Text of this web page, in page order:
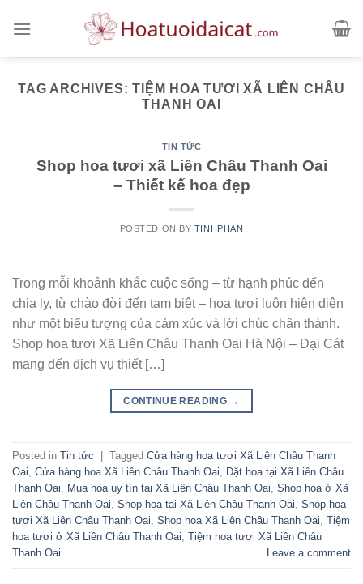
TAG ARCHIVES:TIỆM HOA TƯƠI XÃ LIÊN CHÂU
THANH OAI
TIN TỨC
Shop hoa tươi xã Liên Châu Thanh Oai
– Thiết kế hoa đẹp
POSTED ON BY TINHPHAN
Trong mỗi khoảnh khắc cuộc sống – từ hạnh phúc đến
chia ly, từ chào đời đến tạm biệt – hoa tươi luôn hiện diện
như một biểu tượng của cảm xúc và lời chúc chân thành.
Shop hoa tươi Xã Liên Châu Thanh Oai Hà Nội – Đại Cát
mang đến dịch vụ thiết […]
CONTINUE READING →
Posted in Tin tức Tagged Cửa hàng hoa tươi Xã Liên Châu Thanh
Oai Cửa hàng hoa Xã Liên Châu Thanh Oai Đặt hoa tại Xã Liên Châu
Thanh Oai
Mua hoa uy tín tại Xã Liên Châu Thanh Oai Shop hoa ở Xã
Liên Châu Thanh Oai Shop hoa tại Xã Liên Châu Thanh Oai Shop hoa
tươi Xã Liên Châu Thanh Oai Shop hoa Xã Liên Châu Thanh Oai Tiệm
hoa tươi ở Xã Liên Châu Thanh Oai Tiệm hoa tươi Xã Liên Châu
Thanh Oai
Leave a comment